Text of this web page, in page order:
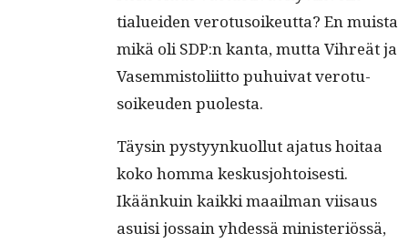
tialuei­den vero­tu­soikeut­ta? En muista
mikä oli SDP:n kan­ta, mut­ta Vihreät ja
Vasem­mis­toli­it­to puhui­v­at vero­tu­
soikeu­den puolesta.
Täysin pystyynkuol­lut aja­tus hoitaa
koko hom­ma keskusjo­htois­es­ti.
Ikäänkuin kaik­ki maail­man viisaus
asu­isi jos­sain yhdessä min­is­ter­iössä,